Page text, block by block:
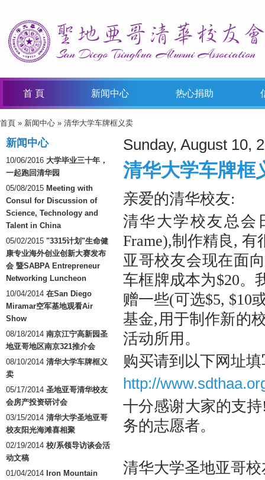
首 頁 新闻中心 热心捐助
You Are Here
首頁 » 新闻中心 » 清华大学车牌框义卖
新闻中心
10/06/2016 大学毕业三十年，
一起跑回清华园
05/08/2015 Meeting with
Consul for Discussion of
Science, Technology and
Talent in China
05/02/2015 "3315计划"生命健
康专业海外创业创新大赛发布
会 暨SABPA Entrepreneur
Networking Luncheon
10/04/2014 在San Diego
Miramar空军基地观看Air
Show
08/18/2014 南京江宁高新园圣
地亚哥地区南京321推介会
08/10/2014 清华大学车牌框义
卖
05/17/2014 圣地亚哥清华校友
会房产投资研讨会
03/15/2014 清华大学圣地亚哥
校友阳光海滩喜相聚
02/19/2014 校/系领导访谈会活
动文稿
01/04/2014 Iron Mountain
Sunday, August 10,
清华大学车牌框
亲爱的清华校友:
清华大学校友总会
Frame),制作精良,
亚哥校友会现在面
车框牌成本为$20。
赠一些(可选$5, $10
基金,用于制作新的
活动所用。
购买请到以下网址
http://
十分感谢大家的支
务的志愿者。
清华大学圣地亚哥